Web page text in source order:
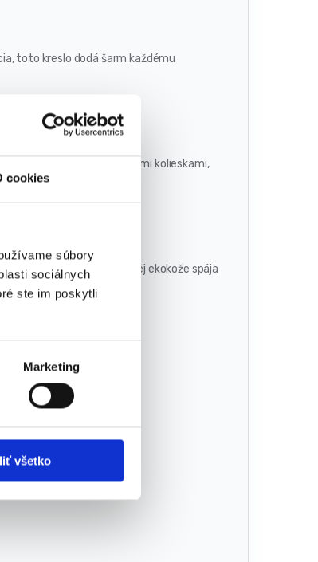
cookies
súbory
sociálnych
ste im poskytli
Marketing
všetko
toto kreslo dodá šarm každému
nylonovými a gumenými kolieskami,
vyrobené z odolnej ekokože spája
čistote.